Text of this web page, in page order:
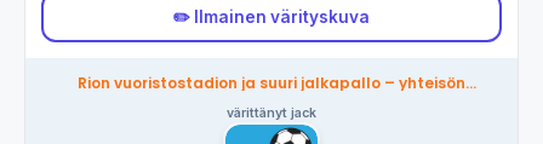
✏️ Ilmainen värityskuva
Rion vuoristostadion ja suuri jalkapallo – yhteisön
värittänyt jack